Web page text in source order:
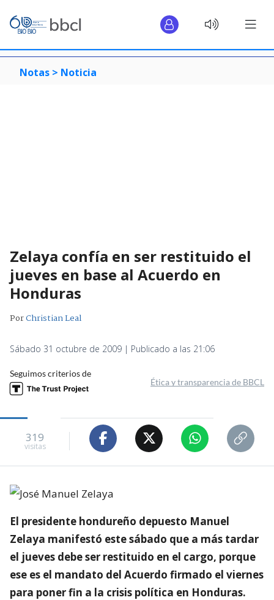
Notas > Noticia
Zelaya confía en ser restituido el
jueves en base al Acuerdo en
Honduras
PorChristian Leal
Sábado 31 octubre de 2009 | Publicado a las 21:06
Seguimos criterios de
Ética y transparencia de BBCL
319
visitas
El presidente hondureño depuesto Manuel
Zelaya manifestó este sábado que a más tardar
el jueves debe ser restituido en el cargo, porque
ese es el mandato del Acuerdo firmado el viernes
para poner fin a la crisis política en Honduras.